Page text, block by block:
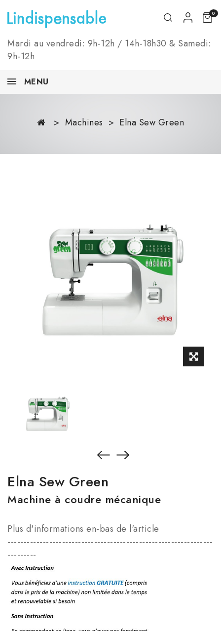
Mardi au vendredi: 9h-12h / 14h-18h30 & Samedi:
9h-12h
0
MENU
Machines Elna Sew Green
Elna Sew Green
Machine à coudre mécanique
Plus d'informations en-bas de l'article
----------------------------------------------------------------
---------